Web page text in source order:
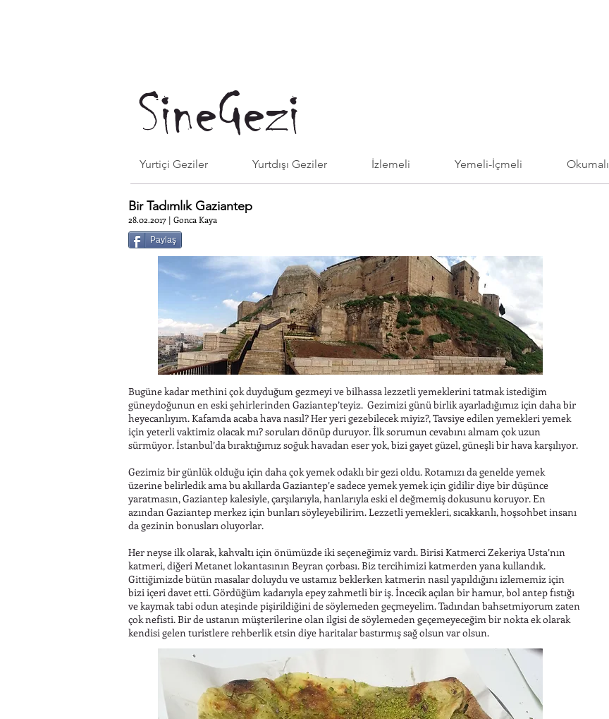
SineGezi
Yurtiçi Geziler Yurtdışı Geziler İzlemeli Yemeli-İçmeli Okumalı
Bir Tadımlık Gaziantep
28.02.2017 | Gonca Kaya
Paylaş
Bugüne kadar methini çok duyduğum gezmeyi ve bilhassa lezzetli yemeklerini tatmak istediğim
güneydoğunun en eski şehirlerinden Gaziantep’teyiz. Gezimizi günü birlik ayarladığımız için daha bir
heyecanlıyım. Kafamda acaba hava nasıl? Her yeri gezebilecek miyiz?, Tavsiye edilen yemekleri yemek
için yeterli vaktimiz olacak mı? soruları dönüp duruyor. İlk sorumun cevabını almam çok uzun
sürmüyor. İstanbul’da bıraktığımız soğuk havadan eser yok, bizi gayet güzel, güneşli bir hava karşılıyor.
Gezimiz bir günlük olduğu için daha çok yemek odaklı bir gezi oldu. Rotamızı da genelde yemek
üzerine belirledik ama bu akıllarda Gaziantep’e sadece yemek yemek için gidilir diye bir düşünce
yaratmasın, Gaziantep kalesiyle, çarşılarıyla, hanlarıyla eski el değmemiş dokusunu koruyor. En
azından Gaziantep merkez için bunları söyleyebilirim. Lezzetli yemekleri, sıcakkanlı, hoşsohbet insanı
da gezinin bonusları oluyorlar.
Her neyse ilk olarak, kahvaltı için önümüzde iki seçeneğimiz vardı. Birisi Katmerci Zekeriya Usta’nın
katmeri, diğeri Metanet lokantasının Beyran çorbası. Biz tercihimizi katmerden yana kullandık.
Gittiğimizde bütün masalar doluydu ve ustamız beklerken katmerin nasıl yapıldığını izlememiz için
bizi içeri davet etti. Gördüğüm kadarıyla epey zahmetli bir iş. İncecik açılan bir hamur, bol antep fıstığı
ve kaymak tabi odun ateşinde pişirildiğini de söylemeden geçmeyelim. Tadından bahsetmiyorum zaten
çok nefisti. Bir de ustanın müşterilerine olan ilgisi de söylemeden geçemeyeceğim bir nokta ek olarak
kendisi gelen turistlere rehberlik etsin diye haritalar bastırmış sağ olsun var olsun.